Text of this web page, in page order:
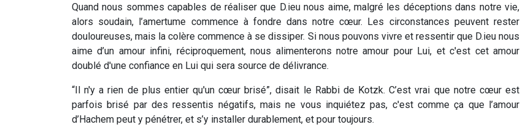
Quand nous sommes capables de réaliser que D.ieu nous aime, malgré les déceptions dans notre vie,
alors soudain, l’amertume commence à fondre dans notre cœur. Les circonstances peuvent rester
douloureuses, mais la colère commence à se dissiper. Si nous pouvons vivre et ressentir que D.ieu nous
aime d’un amour infini, réciproquement, nous alimenterons notre amour pour Lui, et c'est cet amour
doublé d'une confiance en Lui qui sera source de délivrance.
“Il n'y a rien de plus entier qu'un cœur brisé”, disait le Rabbi de Kotzk. C’est vrai que notre cœur est
parfois brisé par des ressentis négatifs, mais ne vous inquiétez pas, c'est comme ça que l’amour
d’Hachem peut y pénétrer, et s’y installer durablement, et pour toujours.